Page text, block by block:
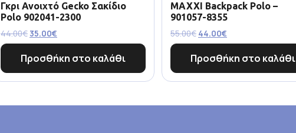
Γκρι Ανοιχτό Gecko Σακίδιο
Polo 902041-2300
44.00€ 35.00€
Προσθήκη στο καλάθι
MAXXI Backpack Polo –
901057-8355
55.00€ 44.00€
Προσθήκη στο καλάθι